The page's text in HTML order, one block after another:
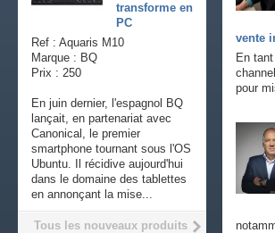
vente
En
pour
transforme en
PC
Ref : Aquaris M10
Marque : BQ
Prix : 250
En juin dernier, l'espagnol BQ
lançait, en partenariat avec
Canonical, le premier
smartphone tournant sous l'OS
Ubuntu. Il récidive aujourd'hui
dans le domaine des tablettes
en annonçant la mise...
Tous les nouveaux produits